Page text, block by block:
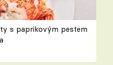
s paprikovým pestem